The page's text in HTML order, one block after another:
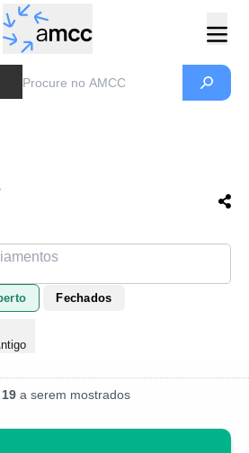
Fechados
19 a serem mostrados